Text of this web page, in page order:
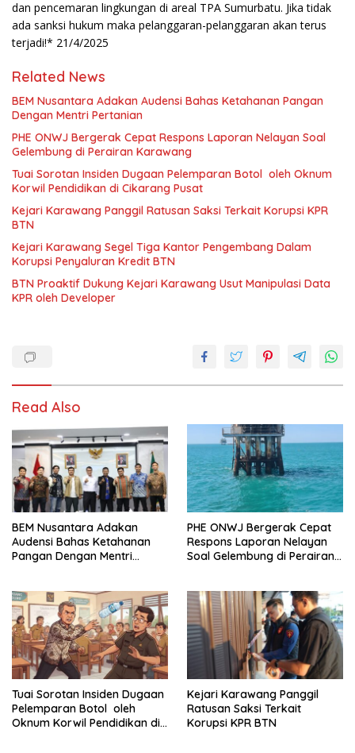
dan pencemaran lingkungan di areal TPA Sumurbatu. Jika tidak
ada sanksi hukum maka pelanggaran-pelanggaran akan terus
terjadi!* 21/4/2025
Related News
BEM Nusantara Adakan Audensi Bahas Ketahanan Pangan
Dengan Mentri Pertanian
PHE ONWJ Bergerak Cepat Respons Laporan Nelayan Soal
Gelembung di Perairan Karawang
Tuai Sorotan Insiden Dugaan Pelemparan Botol oleh Oknum
Korwil Pendidikan di Cikarang Pusat
Kejari Karawang Panggil Ratusan Saksi Terkait Korupsi KPR
BTN
Kejari Karawang Segel Tiga Kantor Pengembang Dalam
Korupsi Penyaluran Kredit BTN
BTN Proaktif Dukung Kejari Karawang Usut Manipulasi Data
KPR oleh Developer
Read Also
BEM Nusantara Adakan
Audensi Bahas Ketahanan
Pangan Dengan Mentri
PHE ONWJ Bergerak Cepat
Respons Laporan Nelayan
Soal Gelembung di Perairan
Tuai Sorotan Insiden Dugaan
Pelemparan Botol oleh
Oknum Korwil Pendidikan di
Kejari Karawang Panggil
Ratusan Saksi Terkait
Korupsi KPR BTN